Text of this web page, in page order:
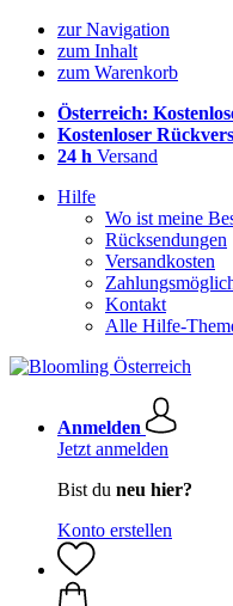
zur Navigation
zum Inhalt
zum Warenkorb
Österreich:
Kostenloser
24 h Versand
Hilfe
Wo ist meine
Rücksendungen
Versandkosten
Kontakt
Alle Hilfe-
Anmelden
Jetzt anmelden
Bist du neu hier?
Konto erstellen